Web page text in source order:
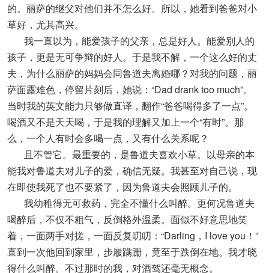
的。丽萨的继父对他们并不怎么好。所以，她看到爸爸对小
草好，尤其高兴。
我一直以为，能爱孩子的父亲，总是好人。能爱别人的
孩子，更是无可争辩的好人。于是我不解，一个这么好的丈
夫，为什么丽萨的妈妈会同鲁道夫离婚哪？对我的问题，丽
萨面露难色，停留片刻后，她说：“Dad drank too much”。
当时我的英文能力只够做直译，翻作“爸爸喝得多了一点”。
喝酒又不是天天喝，于是我的理解又加上一个“有时”。那
么，一个人有时会多喝一点，又有什么关系呢？
且不管它。最重要的，是鲁道夫喜欢小草。以母亲的本
能我对鲁道夫对儿子的爱，确信无疑。我甚至对自己说，现
在即使我死了也不要紧了，因为鲁道夫会照顾儿子的。
我幼稚得无可救药，完全不懂什么叫醉。更何况鲁道夫
喝醉后，不仅不粗气，反倒格外温柔。面似不好意思地笑
着，一面两手对搓，一面反复叨叨：“Darling，I love you！”
直到一次他回到家里，步履蹒跚，竟至于跌倒在地。我才晓
得什么叫醉。不过那时的我，对酒驾还毫无概念。